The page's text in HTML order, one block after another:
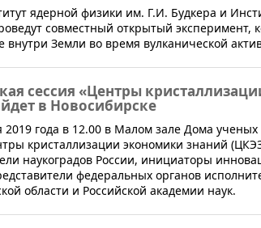
ядерной физики им. Г.И. Будкера и
совместный открытый эксперимент,
внутри Земли во время вулканической
сессия «Центры
в Новосибирске
2019 года в 12.00 в Малом зале Дома ученых
кристаллизации экономики знаний
наукоградов России, инициаторы
федеральных органов
области и Российской академии наук.